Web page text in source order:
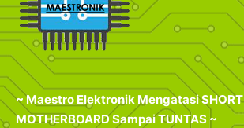
~ Maestro Elektronik Mengatasi SHORT
MOTHERBOARD Sampai TUNTAS ~